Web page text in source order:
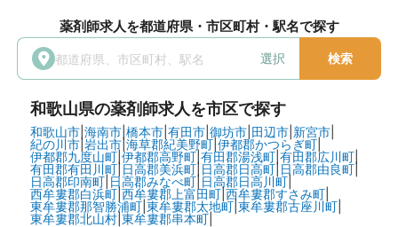
薬剤師求人を都道府県・市区町村・駅名で探す
選択 検索
和歌山県の薬剤師求人を市区で探す
和歌山市| 海南市| 橋本市| 有田市| 御坊市| 田辺市| 新宮市|
紀の川市|岩出市|海草郡紀美野町| 伊都郡かつらぎ町|
伊都郡九度山町| 伊都郡高野町| 有田郡湯浅町| 有田郡広川町|
有田郡有田川町| 日高郡美浜町| 日高郡日高町| 日高郡由良町|
日高郡印南町| 日高郡みなべ町| 日高郡日高川町|
西牟婁郡白浜町| 西牟婁郡上富田町| 西牟婁郡すさみ町|
東牟婁郡那智勝浦町| 東牟婁郡太地町| 東牟婁郡古座川町|
東牟婁郡北山村| 東牟婁郡串本町|